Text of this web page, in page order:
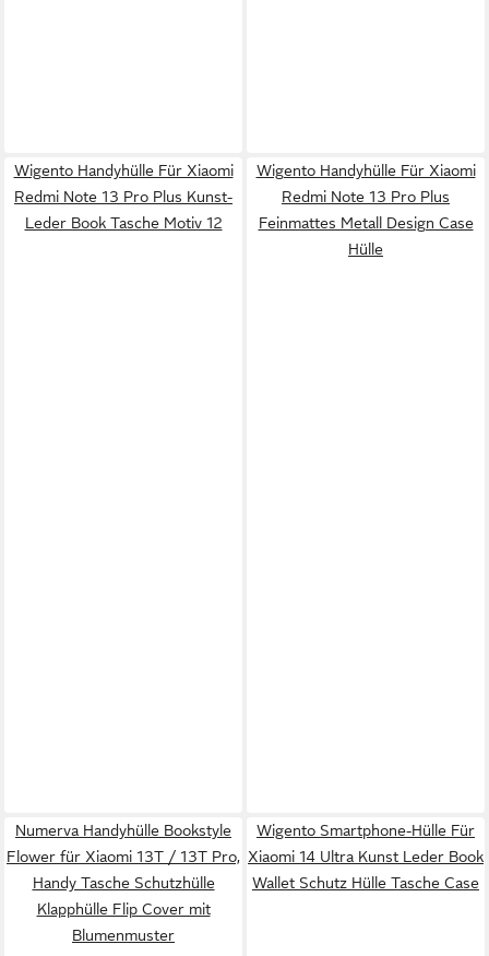
Wigento Handyhülle Für Xiaomi
Redmi Note 13 Pro Plus Kunst-
Leder Book Tasche Motiv 12
Wigento Handyhülle Für Xiaomi
Redmi Note 13 Pro Plus
Feinmattes Metall Design Case
Hülle
Numerva Handyhülle Bookstyle
Flower für Xiaomi 13T / 13T Pro,
Handy Tasche Schutzhülle
Klapphülle Flip Cover mit
Blumenmuster
Wigento Smartphone-Hülle Für
Xiaomi 14 Ultra Kunst Leder Book
Wallet Schutz Hülle Tasche Case